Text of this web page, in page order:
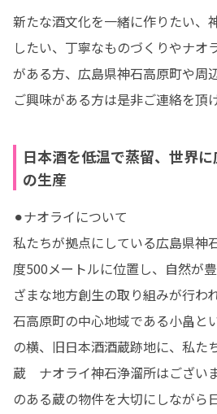
新たな酒文化を一緒に作りたい、
したい、丁寧なものづくりやナオ
がある方、広島県神石高原町や周
ご興味がある方は是非ご連絡を頂
日本酒を低温で蒸留、世界に
の生産
⚫︎ナオライについて
私たちが拠点にしている広島県神
度500メートルに位置し、自然が
ざまな地方創生の取り組みが行わ
石高原町の中心地域である小畠と
の横、旧日本酒酒蔵跡地に、私た
蔵　ナオライ神石浄溜所はござい
のある蔵の物件を大切にしながら